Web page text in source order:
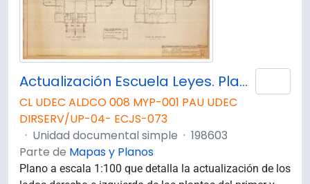
Actualización Escuela Leyes. Planta 1° y 2° Piso.
CL UDEC ALDCO 008 MYP-001 PAU UDEC
DIRSERV/UP-04- ECJS-073
· Unidad documental simple · 198603
Parte de Mapas y Planos
Plano a escala 1:100 que detalla la actualización de los